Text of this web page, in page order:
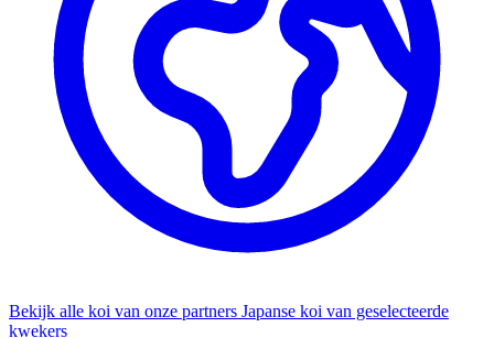
Bekijk alle koi van onze partners Japanse koi van geselecteerde
kwekers